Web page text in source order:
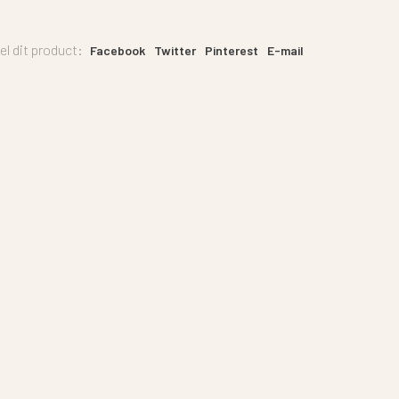
dit product: Facebook Twitter Pinterest E-mail